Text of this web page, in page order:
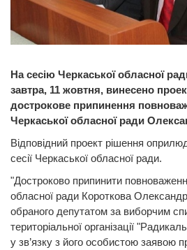
На сесію Черкаської обласної
завтра, 11 жовтня, винесено
дострокове припинення
Черкаської обласної ради
Відповідний проект рішення
сесії Черкаської обласної ради.
"Достроково припинити
обласної ради Короткова
обраного депутатом за виборчим
територіальної організації
у зв’язку з його особистою заявою